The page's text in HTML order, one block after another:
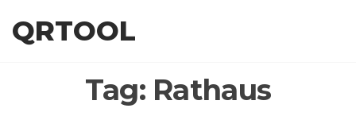
QRTOOL
Tag: Rathaus